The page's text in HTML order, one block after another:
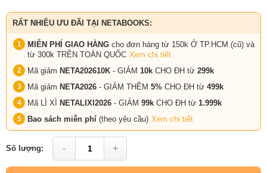
RẤT NHIỀU ƯU ĐÃI TẠI NETABOOKS:
MIỄN PHÍ GIAO HÀNG cho đơn hàng từ 150k Ở TP.HCM (cũ) và
từ 300k TRÊN TOÀN QUỐC Xem chi tiết
Mã giảm NETA202610K - GIẢM 10k CHO ĐH từ 299k
Mã giảm NETA2026 - GIẢM THÊM 5% CHO ĐH từ 499k
Mã LÌ XÌ NETALIXI2026 - GIẢM 99k CHO ĐH từ 1.999k
Bao sách miễn phí (theo yêu cầu) Xem chi tiết
Số lượng: - +